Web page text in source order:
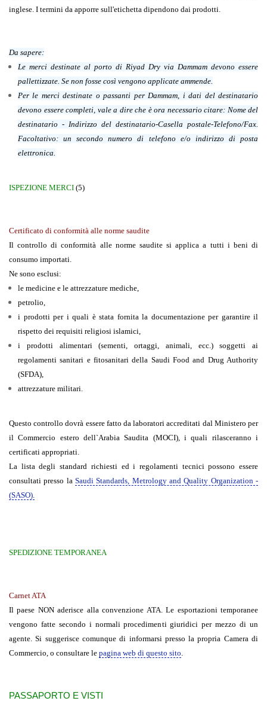
inglese. I termini da apporre sull'etichetta dipendono dai prodotti.
Da sapere:
Le merci destinate al porto di Riyad Dry via Dammam devono essere
pallettizzate. Se non fosse così vengono applicate ammende.
Per le merci destinate o passanti per Dammam, i dati del destinatario
devono essere completi, vale a dire che è ora necessario citare: Nome del
destinatario - Indirizzo del destinatario-Casella postale-Telefono/Fax.
Facoltativo: un secondo numero di telefono e/o indirizzo di posta
elettronica.
ISPEZIONE MERCI (5)
Certificato di conformità alle norme saudite
Il controllo di conformità alle norme saudite si applica a tutti i beni di
consumo importati.
Ne sono esclusi:
le medicine e le attrezzature mediche,
petrolio,
i prodotti per i quali è stata fornita la documentazione per garantire il
rispetto dei requisiti religiosi islamici,
i prodotti alimentari (sementi, ortaggi, animali, ecc.) soggetti ai
regolamenti sanitari e fitosanitari della Saudi Food and Drug Authority
(SFDA),
attrezzature militari.
Questo controllo dovrà essere fatto da laboratori accreditati dal Ministero per
il Commercio estero dell`Arabia Saudita (MOCI), i quali rilasceranno i
certificati appropriati.
La lista degli standard richiesti ed i regolamenti tecnici possono essere
consultati presso la Saudi Standards, Metrology and Quality Organization -
(SASO).
SPEDIZIONE TEMPORANEA
Carnet ATA
Il paese NON aderisce alla convenzione ATA. Le esportazioni temporanee
vengono fatte secondo i normali procedimenti giuridici per mezzo di un
agente. Si suggerisce comunque di informarsi presso la propria Camera di
Commercio, o consultare le pagina web di questo sito.
PASSAPORTO E VISTI